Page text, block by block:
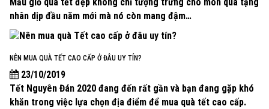
Mẫu giỏ quà tết đẹp không chỉ tượng trưng cho món quà tặng
nhân dịp đầu năm mới mà nó còn mang đậm…
NÊN MUA QUÀ TẾT CAO CẤP Ở ĐÂU UY TÍN?
23/10/2019
Tết Nguyên Đán 2020 đang đến rất gần và bạn đang gặp khó
khăn trong việc lựa chọn địa điểm để mua quà tết cao cấp.